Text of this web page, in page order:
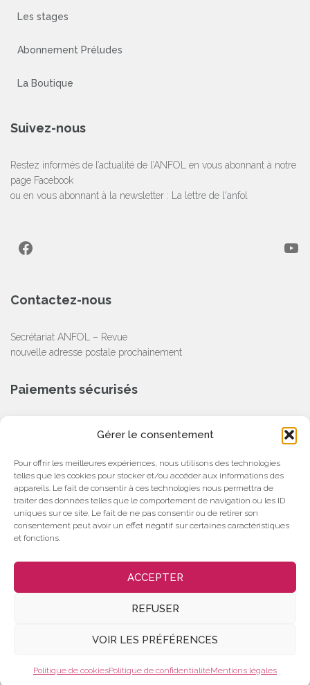
Gérer le consentement
Pour offrir les meilleures expériences, nous utilisons des technologies
telles que les cookies pour stocker et/ou accéder aux informations des
appareils. Le fait de consentir à ces technologies nous permettra de
traiter des données telles que le comportement de navigation ou les ID
uniques sur ce site. Le fait de ne pas consentir ou de retirer son
consentement peut avoir un effet négatif sur certaines caractéristiques
et fonctions.
ACCEPTER
REFUSER
VOIR LES PRÉFÉRENCES
Politique de cookiesPolitique de confidentialitéMentions légales
Les stages
Abonnement Préludes
La Boutique
Suivez-nous
Restez informés de l’actualité de l’ANFOL en vous abonnant à notre
page Facebook
ou en vous abonnant à la newsletter : La lettre de l'anfol
Contactez-nous
Secrétariat ANFOL – Revue
nouvelle adresse postale prochainement
Paiements sécurisés
Partenaire